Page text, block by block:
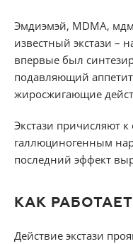
Эмдиэмэй, MDMA,
известный экстази –
впервые был
подавляющий
жиросжигающие
Экстази причисляют
галлюциногенным
последний эффект
КАК
Действие экстази